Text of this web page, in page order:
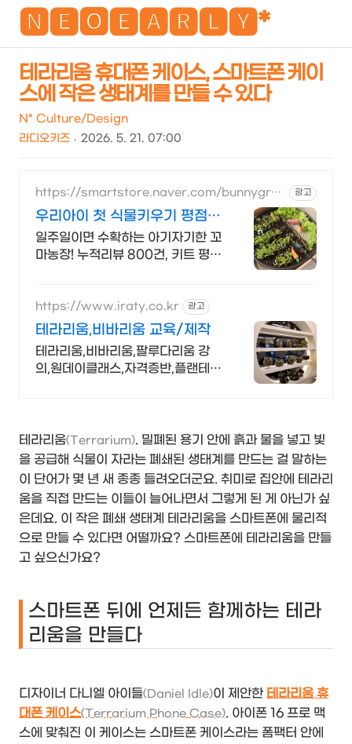
🅽🅴🅾🅴🅰🆁🅻🆈*
테라리움 휴대폰 케이스, 스마트폰 케이
스에 작은 생태계를 만들 수 있다
N* Culture/Design
라디오키즈
2026. 5. 21. 07:00
https://smartstore.naver.com/bunnygrou
nd
광고
우리아이 첫 식물키우기 평점
4.9, 리뷰수800개
일주일이면 수확하는 아기자기한 꼬
마농장! 누적리뷰 800건, 키트 평점
https://www.iraty.co.kr 광고
테라리움,비바리움 교육/제작
테라리움,비바리움,팔루다리움 강
의,원데이클래스,자격증반,플랜테리
테라리움(Terrarium). 밀폐된 용기 안에 흙과 물을 넣고 빛
을 공급해 식물이 자라는 폐쇄된 생태계를 만드는 걸 말하는
이 단어가 몇 년 새 종종 들려오더군요. 취미로 집안에 테라리
움을 직접 만드는 이들이 늘어나면서 그렇게 된 게 아닌가 싶
은데요. 이 작은 폐쇄 생태계 테라리움을 스마트폰에 물리적
으로 만들 수 있다면 어떨까요? 스마트폰에 테라리움을 만들
고 싶으신가요?
스마트폰 뒤에 언제든 함께하는 테라
리움을 만들다
디자이너 다니엘 아이들(Daniel Idle)이 제안한 테라리움 휴
대폰 케이스(Terrarium Phone Case). 아이폰 16 프로 맥
스에 맞춰진 이 케이스는 스마트폰 케이스라는 폼팩터 안에